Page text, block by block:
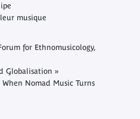
musique
for Ethnomusicology,
Globalisation »
Nomad Music Turns